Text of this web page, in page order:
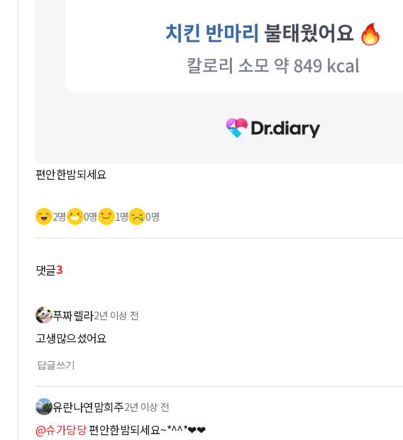
편안한밤되세요
2명 0명 1명 0명
댓글3
푸짜렐라2년 이상 전
고생많으셨어요
답글쓰기
유란나연맘희주2년 이상 전
@슈가당당편안한밤되세요~*^^*❤❤